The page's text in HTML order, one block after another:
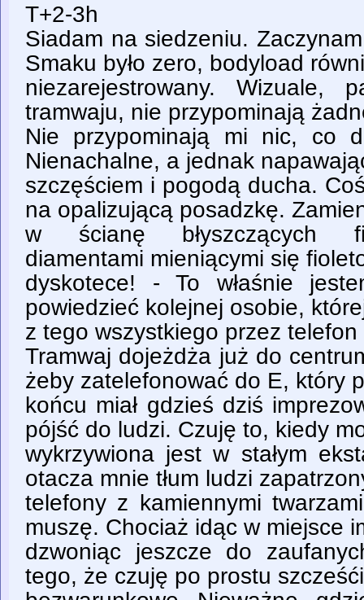
T+2-3h
Siadam na siedzeniu.
Smaku było zero, bodyload
niezarejestrowany. Wizuale,
tramwaju, nie przypominają
Nie przypominają mi nic, co
Nienachalne, a jednak
szczęściem i pogodą ducha.
na opalizującą posadzkę.
w ścianę błyszczących
diamentami mieniącymi się
dyskotece! - To właśnie
powiedzieć kolejnej osobie,
z tego wszystkiego przez
Tramwaj dojeżdża już do
żeby zatelefonować do E, który
końcu miał gdzieś dziś
pójść do ludzi. Czuję to, kiedy
wykrzywiona jest w stałym
otacza mnie tłum ludzi
telefony z kamiennymi
muszę. Chociaż idąc w miejsce
dzwoniąc jeszcze do
tego, że czuję po prostu